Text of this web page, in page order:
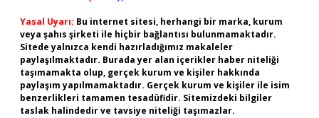
Yasal Uyarı: Bu internet sitesi, herhangi bir marka, kurum
veya şahıs şirketi ile hiçbir bağlantısı bulunmamaktadır.
Sitede yalnızca kendi hazırladığımız makaleler
paylaşılmaktadır. Burada yer alan içerikler haber niteliği
taşımamakta olup, gerçek kurum ve kişiler hakkında
paylaşım yapılmamaktadır. Gerçek kurum ve kişiler ile isim
benzerlikleri tamamen tesadüfidir. Sitemizdeki bilgiler
taslak halindedir ve tavsiye niteliği taşımazlar.